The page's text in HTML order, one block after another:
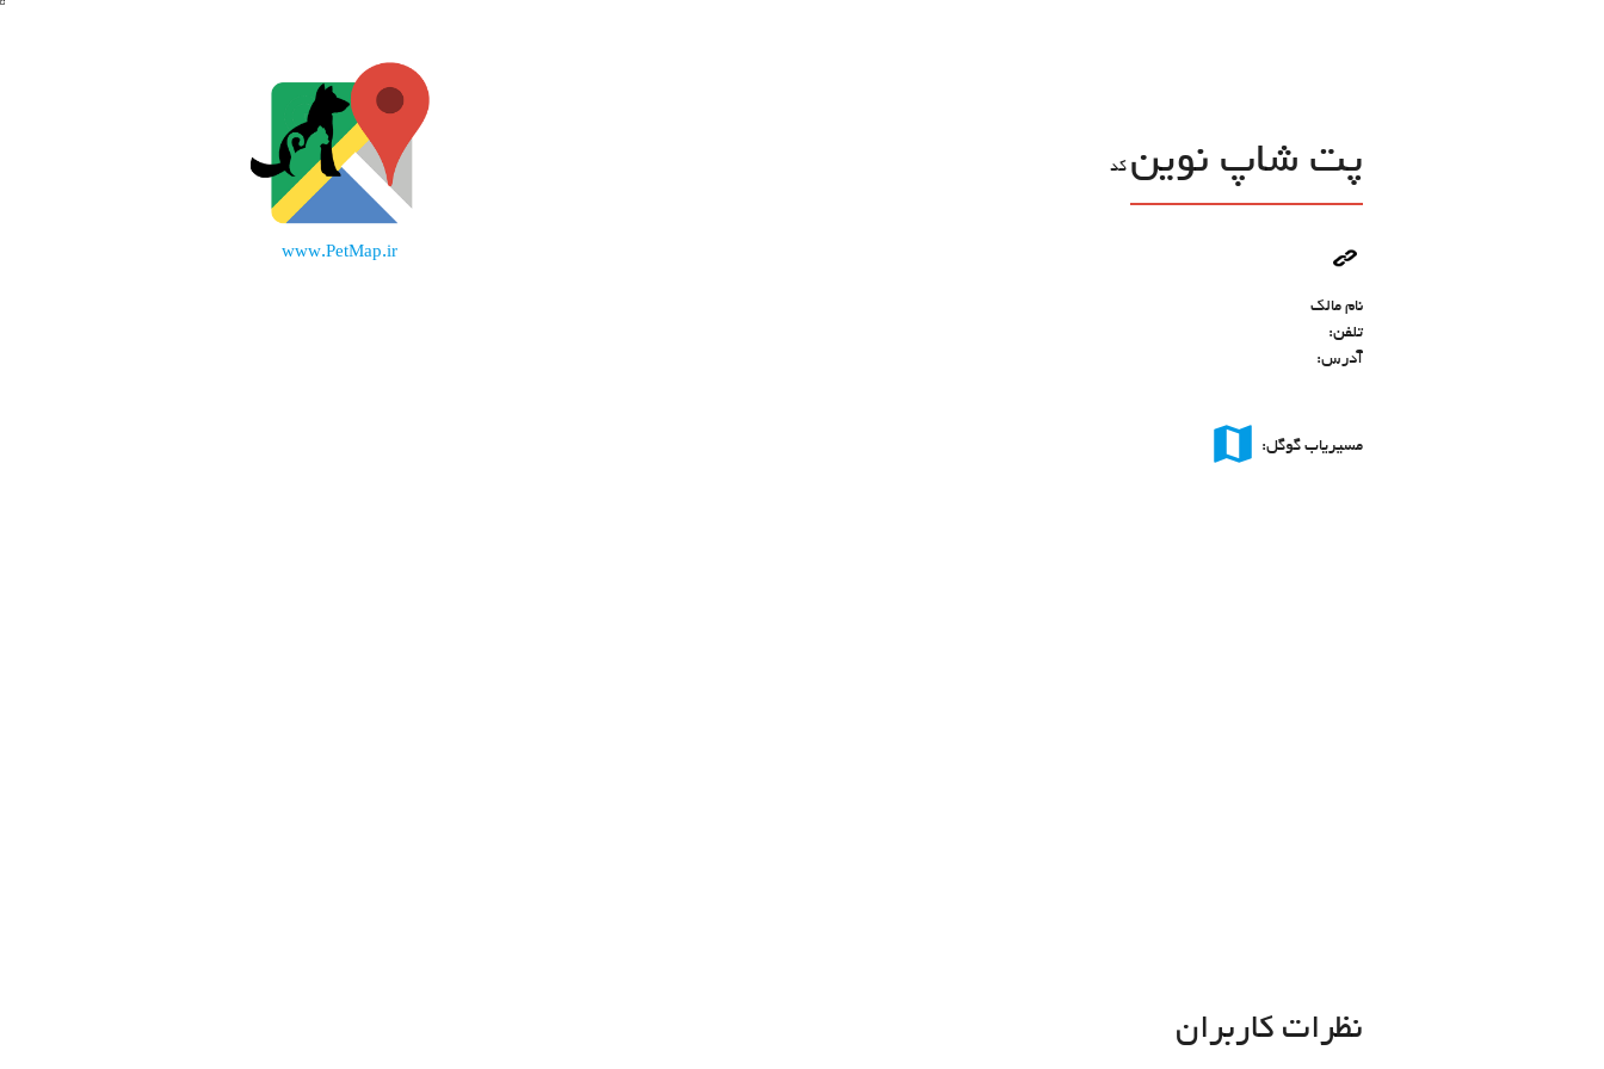
www.PetMap.ir
پت شاپ نوین کد
نام مالک
تلفن:
آدرس:
مسیریاب گوگل: map
نظرات کاربران